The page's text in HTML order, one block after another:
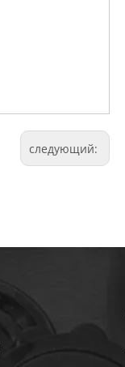
следующий: